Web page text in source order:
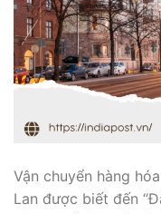
Vận chuyển hàng
Lan được biết đến